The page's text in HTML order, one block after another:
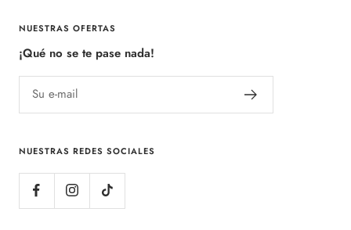
NUESTRAS OFERTAS
¡Qué no se te pase nada!
Su e-mail
NUESTRAS REDES SOCIALES